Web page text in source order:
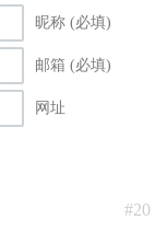
昵称 (必填)
邮箱 (必填)
网址
#20